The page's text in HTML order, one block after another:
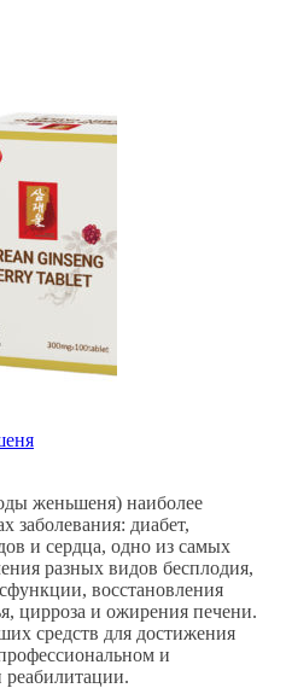
женьшеня) наиболее
заболевания: диабет,
и сердца, одно из самых
разных видов бесплодия,
восстановления
цирроза и ожирения печени.
средств для достижения
и
реабилитации.